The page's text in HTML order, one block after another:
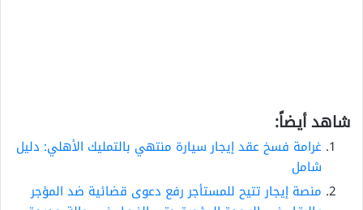
شاهد أيضاً:
غرامة فسخ عقد إيجار سيارة منتهي بالتمليك الأهلي: دليل
شامل
منصة إيجار تتيح للمستأجر رفع دعوى قضائية ضد المؤجر